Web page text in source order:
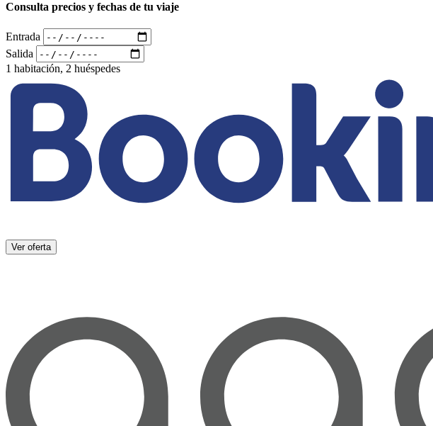
Consulta precios y fechas de tu viaje
Entrada
Salida
1 habitación, 2 huéspedes
Ver oferta